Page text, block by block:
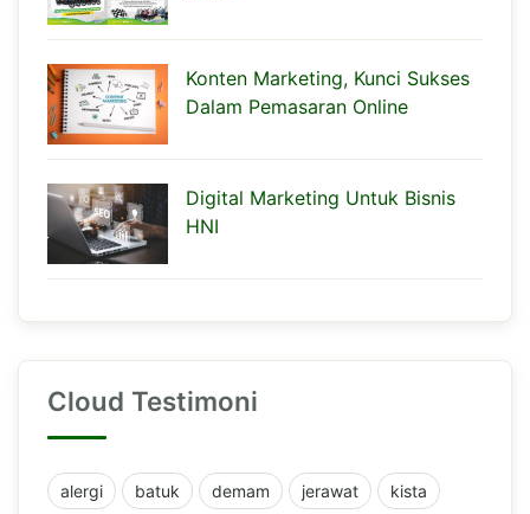
Konten Marketing, Kunci Sukses
Dalam Pemasaran Online
Digital Marketing Untuk Bisnis
HNI
Cloud Testimoni
alergi batuk demam jerawat kista